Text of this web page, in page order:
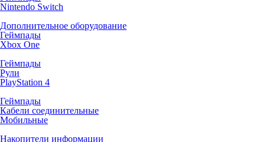
Nintendo Switch
Дополнительное оборудование
Геймпады
Xbox One
Геймпады
Рули
PlayStation 4
Геймпады
Кабели соединительные
Мобильные
Накопители информации